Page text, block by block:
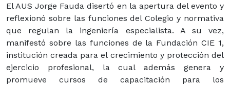
El AUS Jorge Fauda disertó en la apertura del evento y
reflexionó sobre las funciones del Colegio y normativa
que regulan la ingeniería especialista. A su vez,
manifestó sobre las funciones de la Fundación CIE 1,
institución creada para el crecimiento y protección del
ejercicio profesional, la cual además genera y
promueve cursos de capacitación para los